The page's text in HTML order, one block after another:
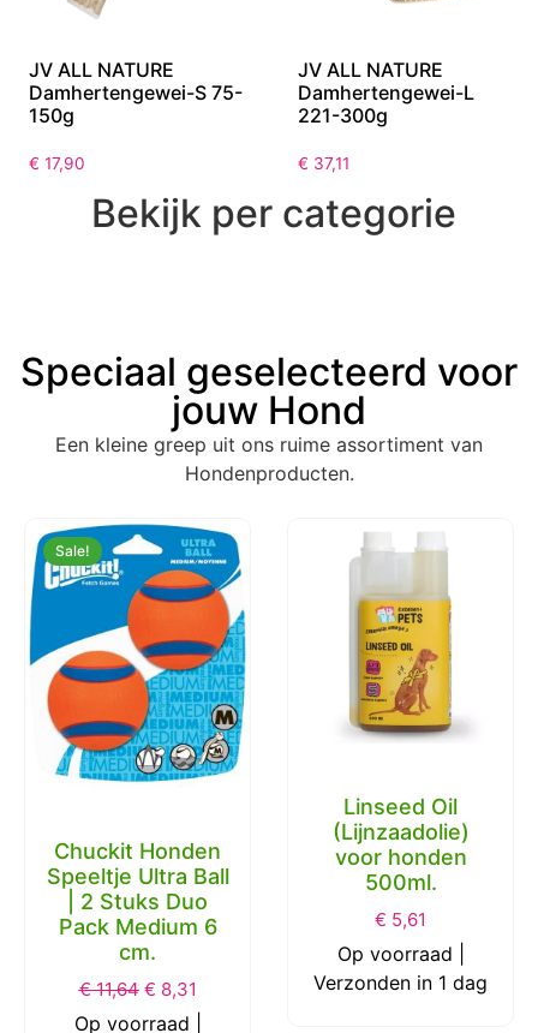
JV ALL NATURE
Damhertengewei-S 75-
150g
€ 17,90
JV ALL NATURE
Damhertengewei-L
221-300g
€ 37,11
Bekijk per categorie
Speciaal geselecteerd voor
jouw Hond
Een kleine greep uit ons ruime assortiment van
Hondenproducten.
Sale!
Chuckit Honden
Speeltje Ultra Ball
| 2 Stuks Duo
Pack Medium 6
cm.
€11,64 € 8,31
Op voorraad |
Linseed Oil
(Lijnzaadolie)
voor honden
500ml.
€ 5,61
Op voorraad |
Verzonden in 1 dag